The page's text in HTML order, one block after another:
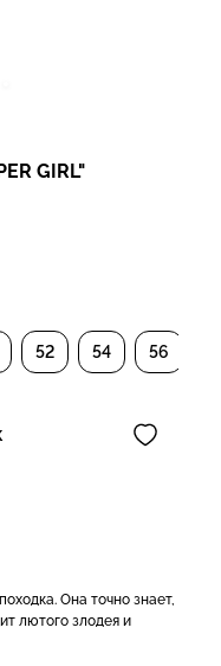
GIRL"
52 54 56
Она точно знает,
лютого злодея и